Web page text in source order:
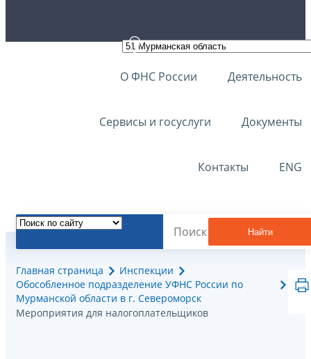
О ФНС России Деятельность
Сервисы и госуслуги Документы
Контакты ENG
Найти
Главная страница
Инспекции
Обособленное подразделение УФНС России по
Мурманской области в г. Североморск
Мероприятия для налогоплательщиков